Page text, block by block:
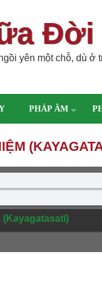
yên một chỗ, dù
PHÁP ÂM
(Kayagatasati)